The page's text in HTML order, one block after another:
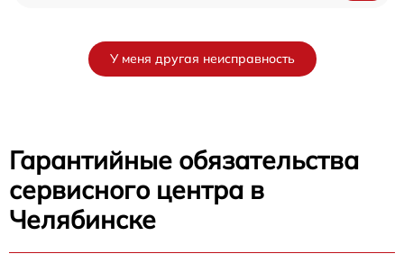
У меня другая неисправность
Гарантийные обязательства
сервисного центра в
Челябинске